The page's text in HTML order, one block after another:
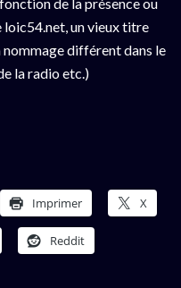
loic54.net, un vieux titre
différent dans le
la radio etc.)
Imprimer X
Reddit